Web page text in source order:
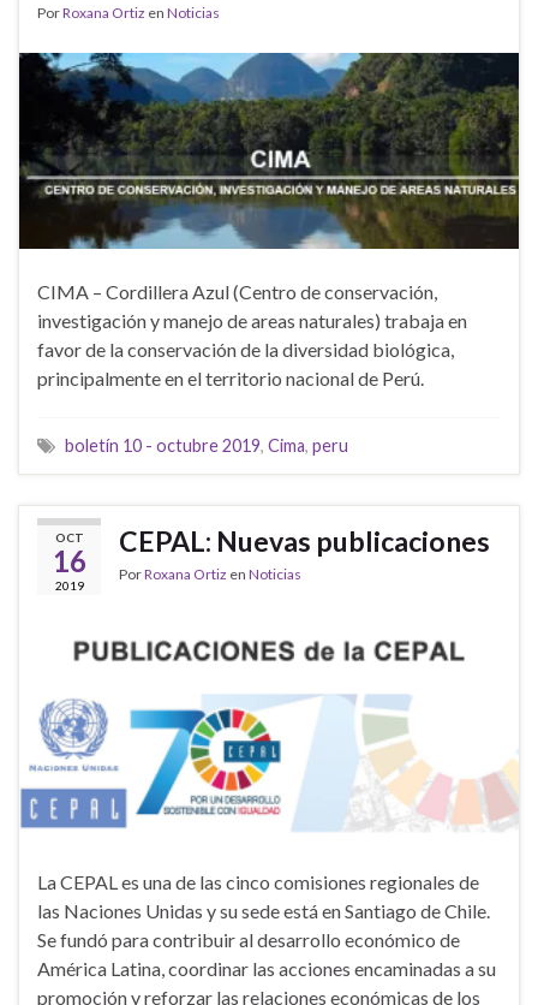
PorRoxana Ortiz en Noticias
CIMA – Cordillera Azul (Centro de conservación,
investigación y manejo de areas naturales) trabaja en
favor de la conservación de la diversidad biológica,
principalmente en el territorio nacional de Perú.
boletín 10 - octubre 2019, Cima, peru
OCT
16
2019
CEPAL: Nuevas publicaciones
PorRoxana Ortiz en Noticias
La CEPAL es una de las cinco comisiones regionales de
las Naciones Unidas y su sede está en Santiago de Chile.
Se fundó para contribuir al desarrollo económico de
América Latina, coordinar las acciones encaminadas a su
promoción y reforzar las relaciones económicas de los